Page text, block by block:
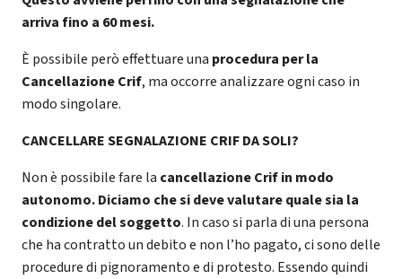
arriva fino a 60 mesi.
È possibile però effettuare una procedura per la
Cancellazione Crif, ma occorre analizzare ogni caso in
modo singolare.
CANCELLARE SEGNALAZIONE CRIF DA SOLI?
Non è possibile fare la cancellazione Crif in modo
autonomo. Diciamo che si deve valutare quale sia la
condizione del soggetto. In caso si parla di una persona
che ha contratto un debito e non l’ho pagato, ci sono delle
procedure di pignoramento e di protesto. Essendo quindi